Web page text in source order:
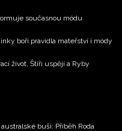
současnou módu
boří pravidla mateřství i módy
život, Štíři uspějí a Ryby
buši: Příběh Roda